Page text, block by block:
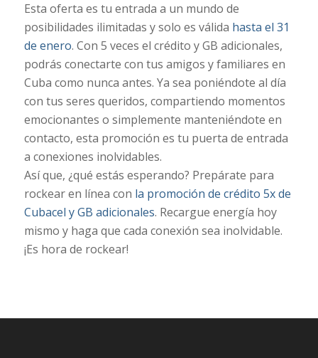
Esta oferta es tu entrada a un mundo de
posibilidades ilimitadas y solo es válida hasta el 31
de enero. Con 5 veces el crédito y GB adicionales,
podrás conectarte con tus amigos y familiares en
Cuba como nunca antes. Ya sea poniéndote al día
con tus seres queridos, compartiendo momentos
emocionantes o simplemente manteniéndote en
contacto, esta promoción es tu puerta de entrada
a conexiones inolvidables.
Así que, ¿qué estás esperando? Prepárate para
rockear en línea con la promoción de crédito 5x de
Cubacel y GB adicionales. Recargue energía hoy
mismo y haga que cada conexión sea inolvidable.
¡Es hora de rockear!